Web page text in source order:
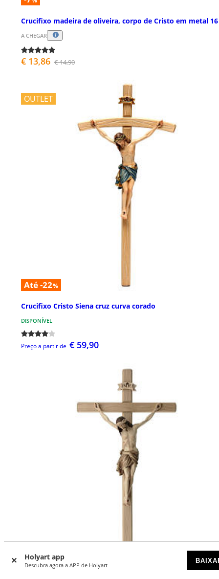
Holyart app
Descubra agora a APP de Holyart
Crucifixo madeira de oliveira, corpo de Cristo em metal
A CHEGAR
€ 13,86 € 14,90
OUTLET
Até -22%
Crucifixo Cristo Siena cruz curva corado
DISPONÍVEL
Preço a partir de € 59,90